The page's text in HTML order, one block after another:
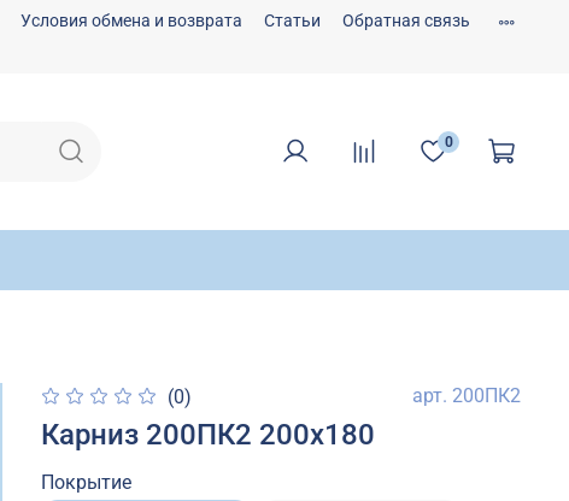
Условия обмена и возврата Статьи Обратная связь
0
(0) арт. 200ПК2
Карниз 200ПК2 200х180
Покрытие